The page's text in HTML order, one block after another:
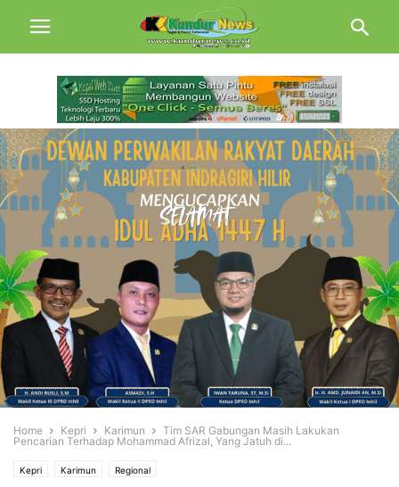
Home Kepri Karimun
Tim SAR Gabungan Masih Lakukan
Pencarian Terhadap Mohammad Afrizal, Yang Jatuh di...
Kepri Karimun Regional